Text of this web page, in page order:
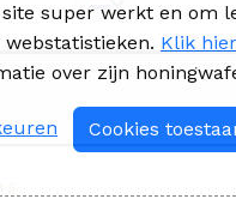
super werkt en om
Klik hier
over zijn
Cookies